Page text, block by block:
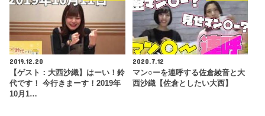
2019.12.20
【ゲスト：大西沙織】はーい！鈴
代です！ 今行きまーす！2019年
10月1…
2020.7.12
マン○ーを連呼する佐倉綾音と大
西沙織【佐倉としたい大西】